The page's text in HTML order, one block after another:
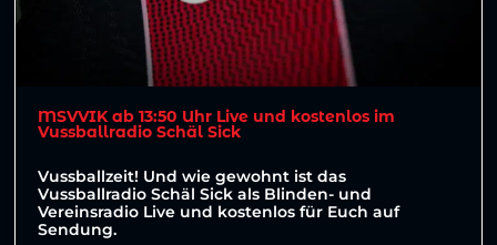
MSVVIK ab 13:50 Uhr Live und kostenlos im
Vussballradio Schäl Sick
Vussballzeit! Und wie gewohnt ist das
Vussballradio Schäl Sick als Blinden- und
Vereinsradio Live und kostenlos für Euch auf
Sendung.